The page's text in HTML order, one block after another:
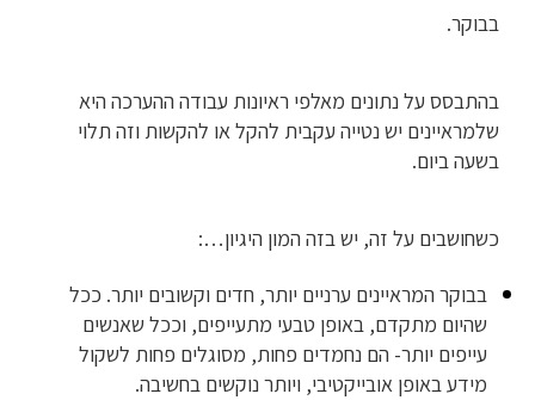
בבוקר.
בהתבסס על נתונים מאלפי ראיונות עבודה ההערכה היא
שלמראיינים יש נטייה עקבית להקל או להקשות וזה תלוי
בשעה ביום.
כשחושבים על זה, יש בזה המון היגיון…:
בבוקר המראיינים ערניים יותר, חדים וקשובים יותר. ככל
שהיום מתקדם, באופן טבעי מתעייפים, וככל שאנשים
עייפים יותר- הם נחמדים פחות, מסוגלים פחות לשקול
מידע באופן אובייקטיבי, ויותר נוקשים בחשיבה.